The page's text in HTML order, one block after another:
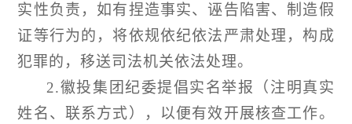
实性负责，如有捏造事实、诬告陷害、制造假
证等行为的，将依规依纪依法严肃处理，构成
犯罪的，移送司法机关依法处理。
2.徽投集团纪委提倡实名举报（注明真实
姓名、联系方式），以便有效开展核查工作。